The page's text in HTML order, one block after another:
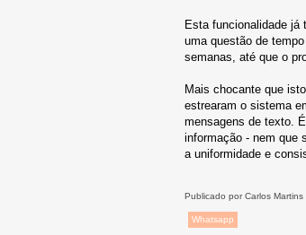
Esta funcionalidade já
uma questão de
semanas, até que o
Mais chocante que
estrearam o sistema
mensagens de texto.
informação - nem que
a uniformidade e
Publicado porCarlos Martins
Whatsapp